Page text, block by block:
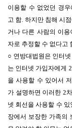
이용할 수 없었던 경
고 함. 하지만 침해 시
거나 다른 사람의 이
자로 추정할 수 없다고
○ 연방대법원은 인터
는 인터넷 가입자에게
을 사용할 수 있어서
가 설명하면 이러한 2
넷 회선을 사용할 수
장에서 보장한 가족의